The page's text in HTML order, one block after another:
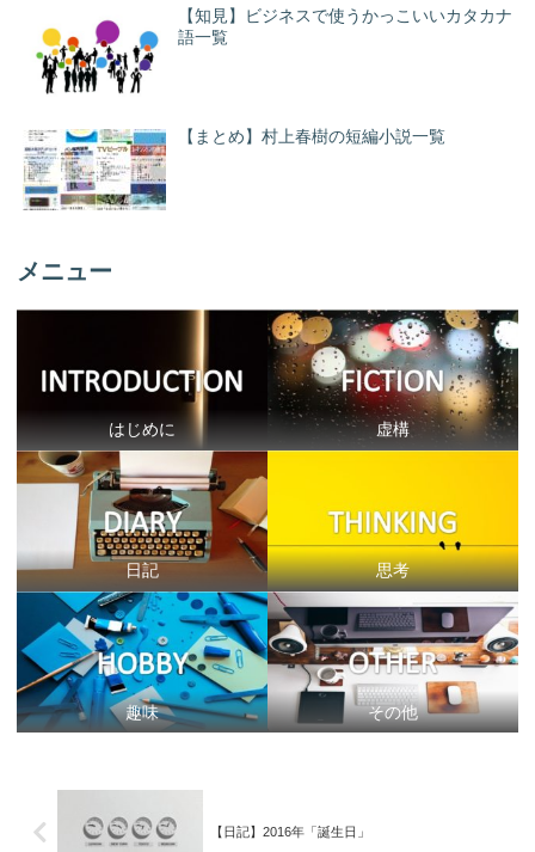
【知見】ビジネスで使うかっこいいカタカナ
語一覧
【まとめ】村上春樹の短編小説一覧
メニュー
はじめに 虚構
日記 思考
趣味 その他
【日記】2016年「誕生日」